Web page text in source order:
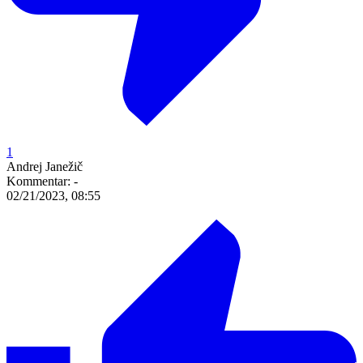
1
Andrej Janežič
Kommentar: -
02/21/2023, 08:55